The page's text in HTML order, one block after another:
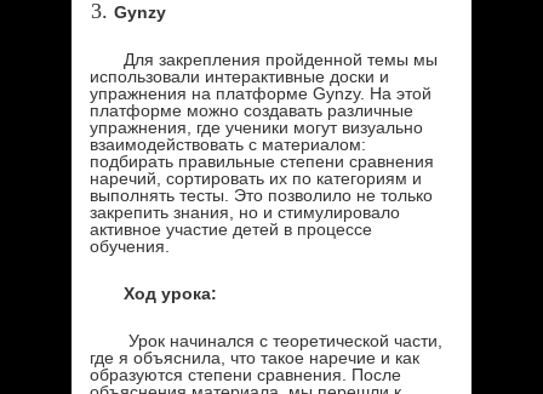
Gynzy
Для закрепления пройденной темы мы
использовали интерактивные доски и
упражнения на платформе Gynzy. На этой
платформе можно создавать различные
упражнения, где ученики могут визуально
взаимодействовать с материалом:
подбирать правильные степени сравнения
наречий, сортировать их по категориям и
выполнять тесты. Это позволило не только
закрепить знания, но и стимулировало
активное участие детей в процессе
обучения.
Ход урока:
Урок начинался с теоретической части,
где я объяснила, что такое наречие и как
образуются степени сравнения. После